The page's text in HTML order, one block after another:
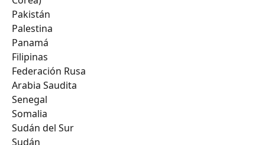
Pakistán
Palestina
Panamá
Filipinas
Federación Rusa
Arabia Saudita
Senegal
Somalia
Sudán del Sur
Sudán